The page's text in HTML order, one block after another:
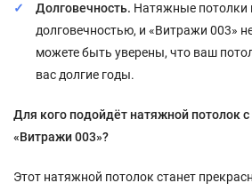
Долговечность. Натяжные потолки
долговечностью, и «Витражи 003»
можете быть уверены, что ваш
вас долгие годы.
Для кого подойдёт натяжной потолок
«Витражи 003»?
Этот натяжной потолок станет